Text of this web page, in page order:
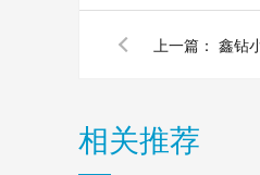
上一篇：
相关推荐